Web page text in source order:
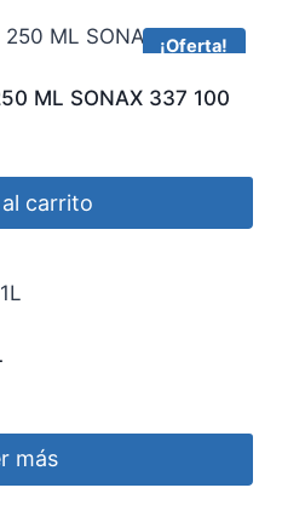
¡Oferta!
ML SONAX 337 100
carrito
más